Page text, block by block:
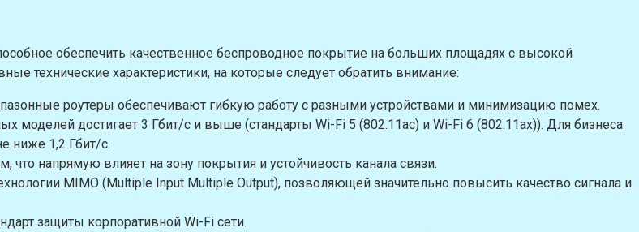
обеспечить качественное беспроводное покрытие на больших площадях с высокой
технические характеристики, на которые следует обратить внимание:
роутеры обеспечивают гибкую работу с разными устройствами и минимизацию помех.
моделей достигает 3 Гбит/с и выше (стандарты Wi-Fi 5 (802.11ac) и Wi-Fi 6 (802.11ax)). Для бизнеса
ниже 1,2 Гбит/с.
что напрямую влияет на зону покрытия и устойчивость канала связи.
MIMO (Multiple Input Multiple Output), позволяющей значительно повысить качество сигнала и
защиты корпоративной Wi-Fi сети.